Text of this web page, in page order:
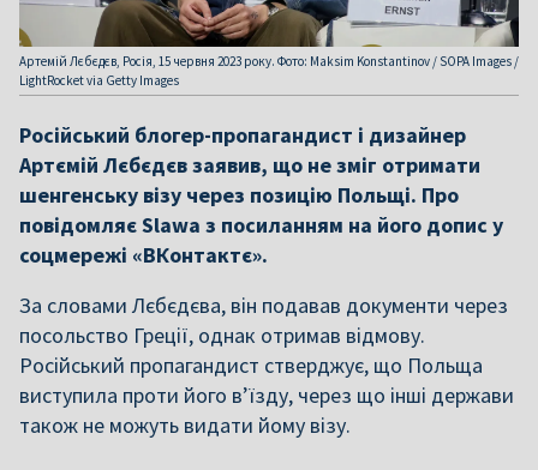
Артемій Лєбєдєв, Росія, 15 червня 2023 року. Фото: Maksim Konstantinov / SOPA Images /
LightRocket via Getty Images
Російський блогер-пропагандист і дизайнер
Артємій Лєбєдєв заявив, що не зміг отримати
шенгенську візу через позицію Польщі. Про
повідомляє Slawa з посиланням на його допис у
соцмережі «ВКонтактє».
За словами Лєбєдєва, він подавав документи через
посольство Греції, однак отримав відмову.
Російський пропагандист стверджує, що Польща
виступила проти його в’їзду, через що інші держави
також не можуть видати йому візу.